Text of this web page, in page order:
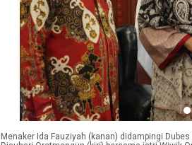
Menaker Ida Fauziyah (kanan) didampingi